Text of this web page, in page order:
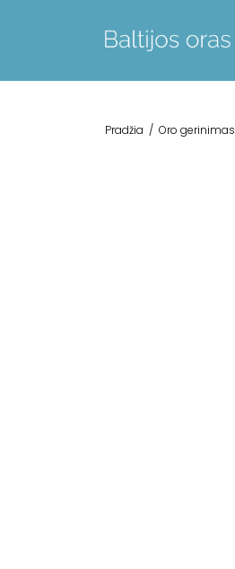
Pradžia / Oro gerinimas